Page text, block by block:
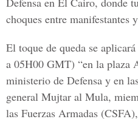
choques entre manifestantes
El toque de queda se
a 05H00 GMT) “en la plaza
ministerio de Defensa y en
general Mujtar al Mula,
las Fuerzas Armadas